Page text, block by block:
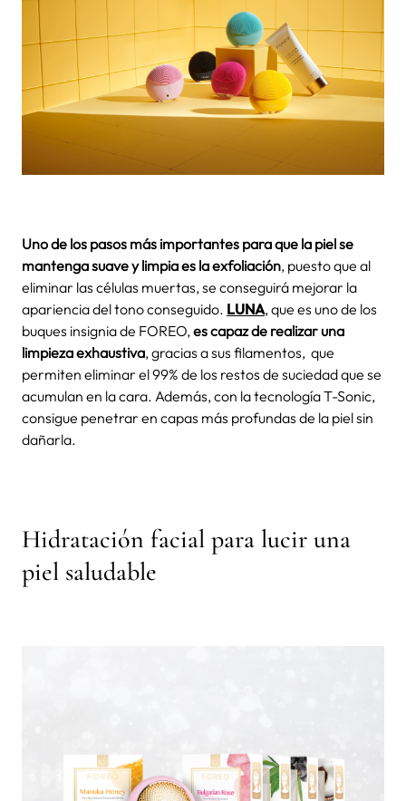
Uno de los pasos más importantes para que la piel se
mantenga suave y limpia es la exfoliación, puesto que al
eliminar las células muertas, se conseguirá mejorar la
apariencia del tono conseguido. LUNA, que es uno de los
buques insignia de FOREO, es capaz de realizar una
limpieza exhaustiva, gracias a sus filamentos, que
permiten eliminar el 99% de los restos de suciedad que se
acumulan en la cara. Además, con la tecnología T-Sonic,
consigue penetrar en capas más profundas de la piel sin
dañarla.
Hidratación facial para lucir una
piel saludable